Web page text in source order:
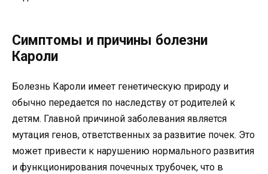
Симптомы и причины болезни
Кароли
Болезнь Кароли имеет генетическую природу и
обычно передается по наследству от родителей к
детям. Главной причиной заболевания является
мутация генов, ответственных за развитие почек. Это
может привести к нарушению нормального развития
и функционирования почечных трубочек, что в